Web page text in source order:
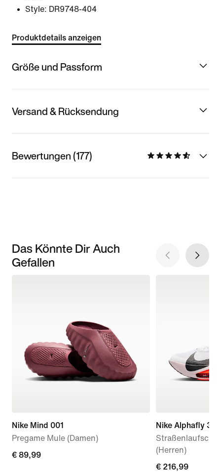
Style: DR9748-404
Produktdetails anzeigen
Größe und Passform
Versand & Rücksendung
Bewertungen (177)
Das Könnte Dir Auch
Gefallen
Nike Mind 001
Pregame Mule (Damen)
€ 89,99
€ 89,99
Nike Alphafly 3
(Herren)
current
€ 216,99